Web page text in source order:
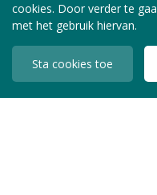
cookies. Door verder te
met het gebruik hiervan.
Sta cookies toe